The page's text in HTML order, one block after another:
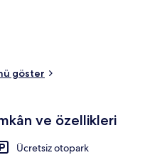
göster
ve özellikleri
Ücretsiz otopark